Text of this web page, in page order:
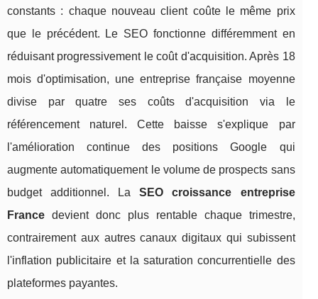
constants : chaque nouveau client coûte le même prix
que le précédent. Le SEO fonctionne différemment en
réduisant progressivement le coût d'acquisition. Après 18
mois d'optimisation, une entreprise française moyenne
divise par quatre ses coûts d'acquisition via le
référencement naturel. Cette baisse s'explique par
l'amélioration continue des positions Google qui
augmente automatiquement le volume de prospects sans
budget additionnel. LaSEO croissance entreprise
France devient donc plus rentable chaque trimestre,
contrairement aux autres canaux digitaux qui subissent
l'inflation publicitaire et la saturation concurrentielle des
plateformes payantes.